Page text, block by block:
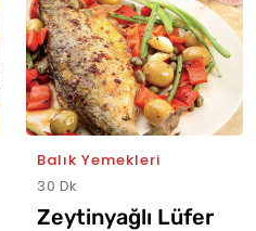
Balık Yemekleri
30 Dk
Zeytinyağlı Lüfer